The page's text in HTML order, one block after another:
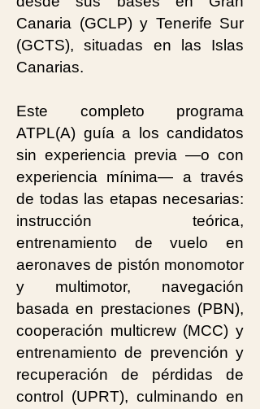
Canaria (GCLP) y Tenerife Sur
(GCTS), situadas en las Islas
Canarias.
Este completo programa
ATPL(A) guía a los candidatos
sin experiencia previa —o con
experiencia mínima— a través
de todas las etapas necesarias:
instrucción teórica,
entrenamiento de vuelo en
aeronaves de pistón monomotor
y multimotor, navegación
basada en prestaciones (PBN),
cooperación multicrew (MCC) y
entrenamiento de prevención y
recuperación de pérdidas de
control (UPRT), culminando en